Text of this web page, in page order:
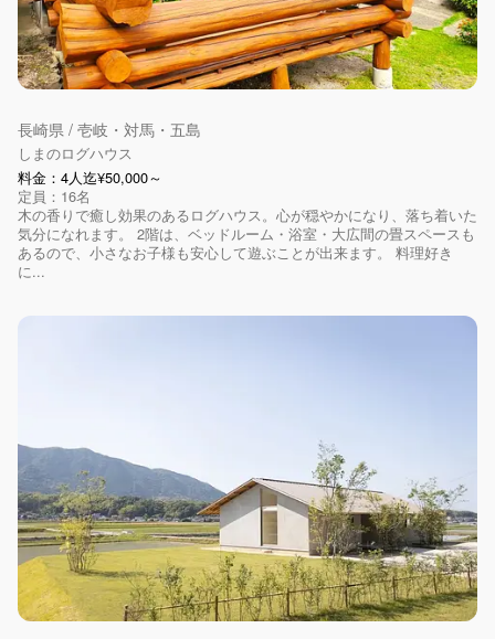
長崎県 / 壱岐・対馬・五島
しまのログハウス
料金：4人迄¥50,000～
定員：16名
木の香りで癒し効果のあるログハウス。心が穏やかになり、落ち着いた
気分になれます。 2階は、ベッドルーム・浴室・大広間の畳スペースも
あるので、小さなお子様も安心して遊ぶことが出来ます。 料理好き
に...